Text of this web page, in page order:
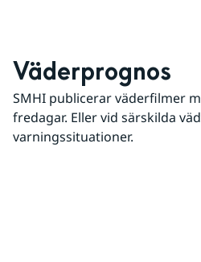
Väderprognos
SMHI publicerar väderfilmer
fredagar. Eller vid särskilda
varningssituationer.